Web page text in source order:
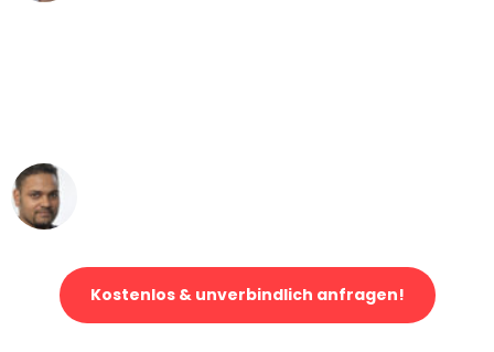
Kostenlos & unverbindlich anfragen!